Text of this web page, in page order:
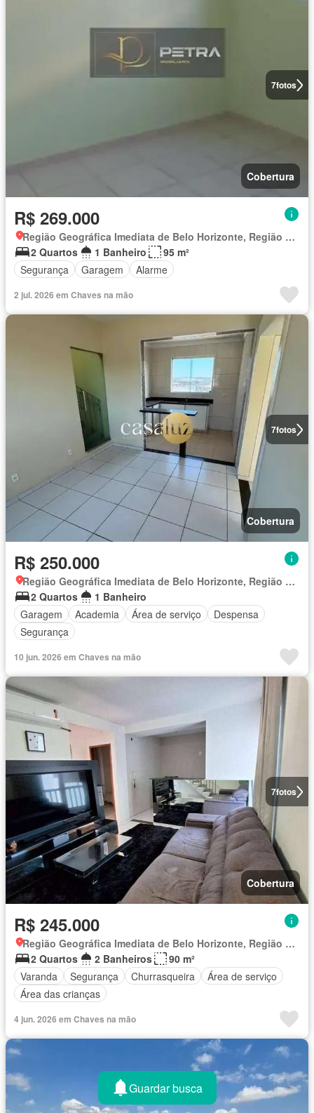
7fotos
Cobertura
R$ 269.000
Região Geográfica Imediata de Belo Horizonte, Região Metropolitana de Belo Horizonte
2 Quartos
1 Banheiro
95 m²
Segurança
Garagem Alarme
2 jul. 2026 em Chaves na mão
7fotos
Cobertura
R$ 250.000
Região Geográfica Imediata de Belo Horizonte, Região Metropolitana de Belo Horizonte
2 Quartos
1 Banheiro
Garagem
Academia Área de serviço
Despensa
Segurança
10 jun. 2026 em Chaves na mão
7fotos
Cobertura
R$ 245.000
Região Geográfica Imediata de Belo Horizonte, Região Metropolitana de Belo Horizonte
2 Quartos
2 Banheiros
90 m²
Varanda
Segurança Churrasqueira
Área de serviço
Área das crianças
4 jun. 2026 em Chaves na mão
Guardar busca